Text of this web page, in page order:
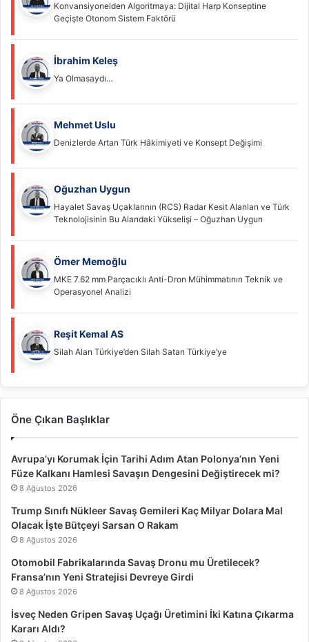
Konvansiyonelden Algoritmaya: Dijital Harp Konseptine
Geçişte Otonom Sistem Faktörü
İbrahim Keleş
Ya Olmasaydı…
Mehmet Uslu
Denizlerde Artan Türk Hâkimiyeti ve Konsept Değişimi
Oğuzhan Uygun
Hayalet Savaş Uçaklarının (RCS) Radar Kesit Alanları ve Türk
Teknolojisinin Bu Alandaki Yükselişi – Oğuzhan Uygun
Ömer Memoğlu
MKE 7.62 mm Parçacıklı Anti-Dron Mühimmatının Teknik ve
Operasyonel Analizi
Reşit Kemal AS
Silah Alan Türkiye’den Silah Satan Türkiye’ye
Öne Çıkan Başlıklar
Avrupa’yı Korumak İçin Tarihi Adım Atan Polonya’nın Yeni
Füze Kalkanı Hamlesi Savaşın Dengesini Değiştirecek mi?
8 Ağustos 2026
Trump Sınıfı Nükleer Savaş Gemileri Kaç Milyar Dolara Mal
Olacak İşte Bütçeyi Sarsan O Rakam
8 Ağustos 2026
Otomobil Fabrikalarında Savaş Dronu mu Üretilecek?
Fransa’nın Yeni Stratejisi Devreye Girdi
8 Ağustos 2026
İsveç Neden Gripen Savaş Uçağı Üretimini İki Katına Çıkarma
Kararı Aldı?